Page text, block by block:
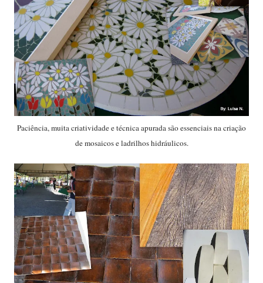
Paciência, muita criatividade e técnica apurada são essenciais na criação
de mosaicos e ladrilhos hidráulicos.